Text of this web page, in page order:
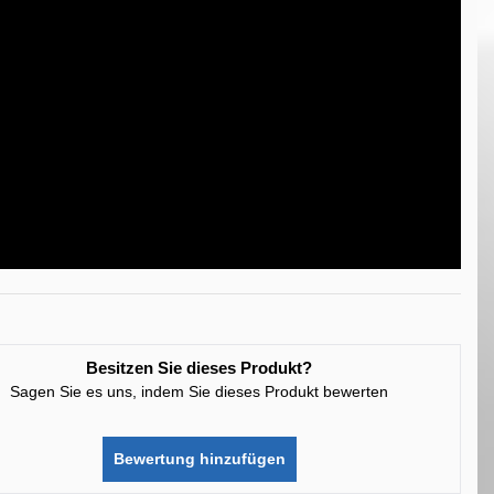
Besitzen Sie dieses Produkt?
Sagen Sie es uns, indem Sie dieses Produkt bewerten
Bewertung hinzufügen